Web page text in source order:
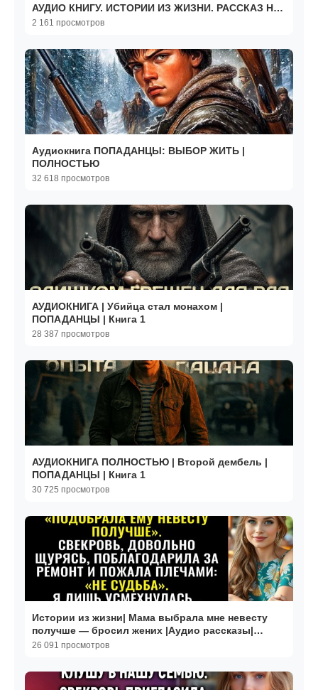
АУДИО КНИГУ. ИСТОРИИ ИЗ ЖИЗНИ. РАССКАЗ НА
НОЧЬ.
2 161 просмотров
Аудиокнига ПОПАДАНЦЫ: ВЫБОР ЖИТЬ |
ПОЛНОСТЬЮ
32 618 просмотров
АУДИОКНИГА | Убийца стал монахом |
ПОПАДАНЦЫ | Книга 1
28 387 просмотров
АУДИОКНИГА ПОЛНОСТЬЮ | Второй дембель |
ПОПАДАНЦЫ | Книга 1
30 725 просмотров
Истории из жизни| Мама выбрала мне невесту
получше — бросил жених |Аудио рассказы|
Жизненные истории
26 091 просмотров